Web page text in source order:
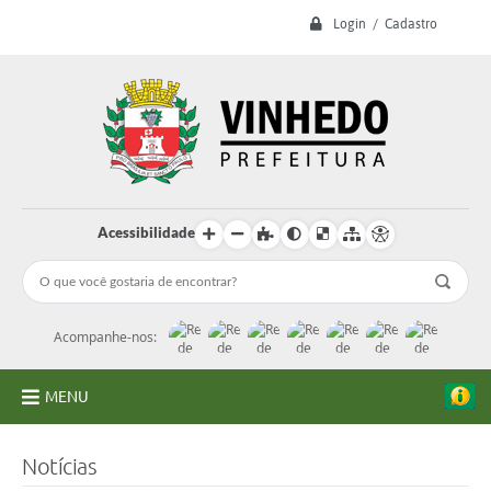
Login / Cadastro
Acessibilidade
Acompanhe-nos:
MENU
Notícias